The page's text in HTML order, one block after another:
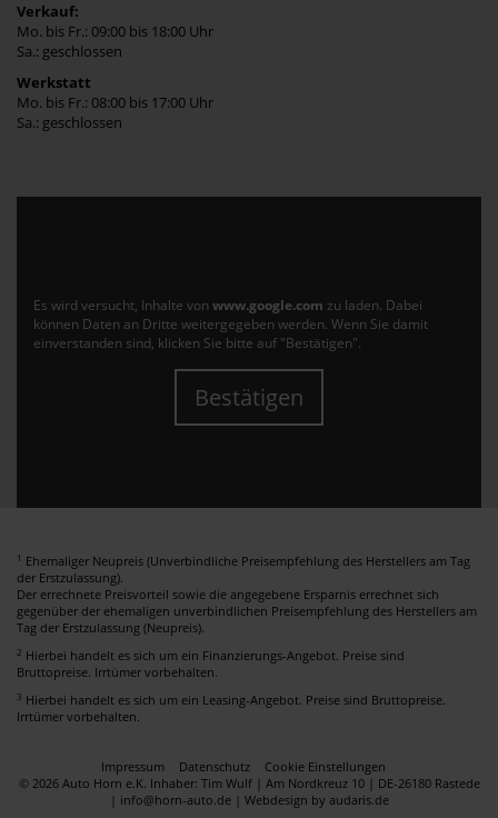
Verkauf:
Mo. bis Fr.: 09:00 bis 18:00 Uhr
Sa.: geschlossen
Werkstatt
Mo. bis Fr.: 08:00 bis 17:00 Uhr
Sa.: geschlossen
Es wird versucht, Inhalte von www.google.com zu laden. Dabei
können Daten an Dritte weitergegeben werden. Wenn Sie damit
einverstanden sind, klicken Sie bitte auf "Bestätigen".
Bestätigen
1 Ehemaliger Neupreis (Unverbindliche Preisempfehlung des Herstellers am Tag
der Erstzulassung).
Der errechnete Preisvorteil sowie die angegebene Ersparnis errechnet sich
gegenüber der ehemaligen unverbindlichen Preisempfehlung des Herstellers am
Tag der Erstzulassung (Neupreis).
2 Hierbei handelt es sich um ein Finanzierungs-Angebot. Preise sind
Bruttopreise. Irrtümer vorbehalten.
3 Hierbei handelt es sich um ein Leasing-Angebot. Preise sind Bruttopreise.
Irrtümer vorbehalten.
Impressum Datenschutz
Cookie Einstellungen
© 2026 Auto Horn e.K. Inhaber: Tim Wulf | Am Nordkreuz 10 | DE-26180 Rastede
| info@horn-auto.de | Webdesign by audaris.de